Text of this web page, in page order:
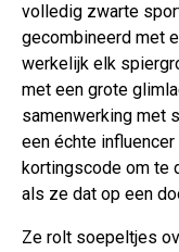
volledig zwarte
gecombineerd met
werkelijk elk
met een grote
samenwerking met
een échte
kortingscode om te
als ze dat op een
Ze rolt soepeltjes